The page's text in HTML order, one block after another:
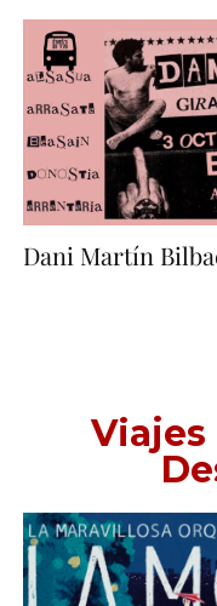
Dani Martín
Viajes